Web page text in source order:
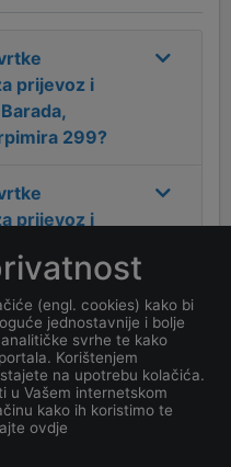
prijevoz i
299?
prijevoz i
299?
obrt za
vl. Duje
(engl. cookies) kako bi
jednostavnije i bolje
svrhe te kako
Korištenjem
na upotrebu kolačića.
u Vašem internetskom
kako ih koristimo te
ovdje